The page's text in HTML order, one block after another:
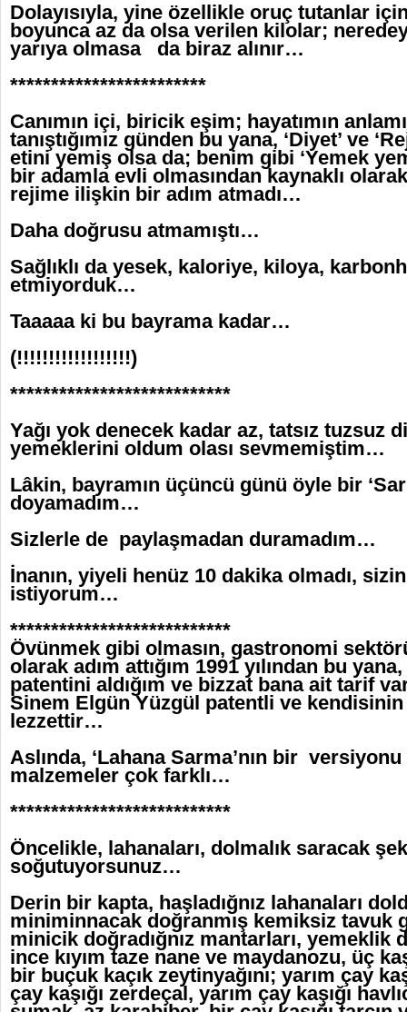
Dolayısıyla, yine özellikle oruç tutanlar
boyunca az da olsa verilen kilolar;
yarıya olmasa da biraz alınır…
************************
Canımın içi, biricik eşim; hayatımın
tanıştığımız günden bu yana, ‘Diyet’ ve
etini yemiş olsa da; benim gibi ‘Yemek
bir adamla evli olmasından kaynaklı
rejime ilişkin bir adım atmadı…
Daha doğrusu atmamıştı…
Sağlıklı da yesek, kaloriye, kiloya,
etmiyorduk…
Taaaaa ki bu bayrama kadar…
(!!!!!!!!!!!!!!!!!!)
***************************
Yağı yok denecek kadar az, tatsız tuzsuz
yemeklerini oldum olası sevmemiştim…
Lâkin, bayramın üçüncü günü öyle bir
doyamadım…
Sizlerle de paylaşmadan duramadım…
İnanın, yiyeli henüz 10 dakika olmadı,
istiyorum…
***************************
Övünmek gibi olmasın, gastronomi
olarak adım attığım 1991 yılından bu
patentini aldığım ve bizzat bana ait tarif
Sinem Elgün Yüzgül patentli ve kendisinin
lezzettir…
Aslında, ‘Lahana Sarma’nın bir
malzemeler çok farklı…
***************************
Öncelikle, lahanaları, dolmalık saracak
soğutuyorsunuz…
Derin bir kapta, haşladığnız lahanaları
miniminnacak doğranmış kemiksiz tavuk
minicik doğradığnız mantarları, yemeklik
ince kıyım taze nane ve maydanozu, üç
bir buçuk kaçık zeytinyağını; yarım çay
çay kaşığı zerdeçal, yarım çay kaşığı